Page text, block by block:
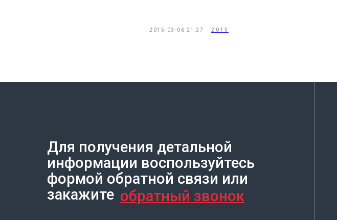
2015-03-06 21:27 2015
Создание сайта на Тильде Leto.Website
Для получения детальной
информации воспользуйтесь
формой обратной связи или
закажите обратный звонок